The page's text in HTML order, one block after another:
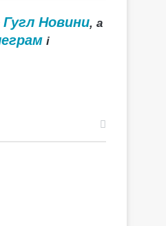
Гугл Новини, а
і